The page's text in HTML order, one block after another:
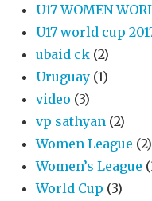
U17 WOMEN
U17 world cup
ubaid ck (2)
Uruguay (1)
video (3)
vp sathyan (2)
Women League (2)
Women’s League
World Cup (3)